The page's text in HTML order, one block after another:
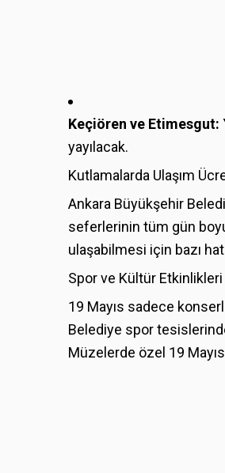
Keçiören ve Etimesgut:
yayılacak.
Kutlamalarda Ulaşım
Ankara Büyükşehir
seferlerinin tüm gün
ulaşabilmesi için bazı
Spor ve Kültür Etkinlikleri
19 Mayıs sadece
Belediye spor
Müzelerde özel 19